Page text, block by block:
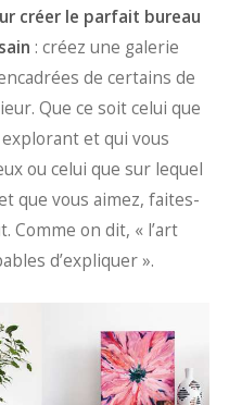
créer le parfait bureau
: créez une galerie
de certains de
Que ce soit celui que
et qui vous
ou celui que sur lequel
que vous aimez, faites-
Comme on dit, « l’art
d’expliquer ».